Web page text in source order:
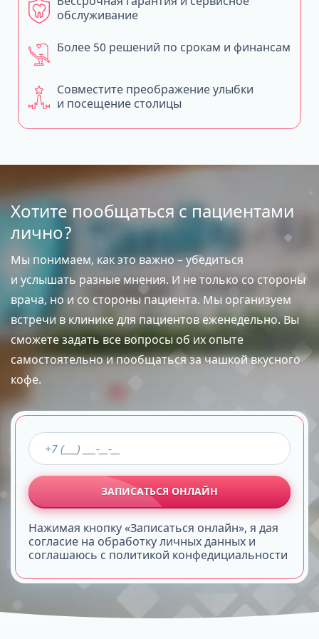
Совместите преображение улыбки
и посещение столицы
обслуживание
Более 50 решений по срокам и финансам
Хотите пообщаться с пациентами
лично?
Мы понимаем, как это важно – убедиться
и услышать разные мнения. И не только со стороны
врача, но и со стороны пациента. Мы организуем
встречи в клинике для пациентов еженедельно. Вы
сможете задать все вопросы об их опыте
самостоятельно и пообщаться за чашкой вкусного
кофе.
ЗАПИСАТЬСЯ ОНЛАЙН
Нажимая кнопку «Записаться онлайн», я дая
согласие на обработку личных данных и
соглашаюсь с политикой конфедициальности